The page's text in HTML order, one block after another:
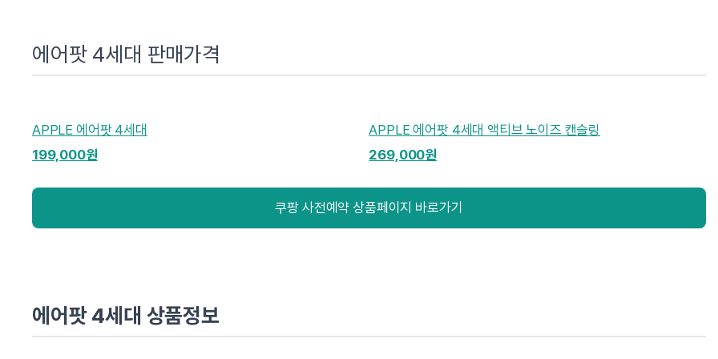
에어팟 4세대 판매가격
APPLE 에어팟 4세대
199,000원
APPLE 에어팟 4세대 액티브 노이즈 캔슬링
269,000원
쿠팡 사전예약 상품페이지 바로가기
에어팟 4세대 상품정보